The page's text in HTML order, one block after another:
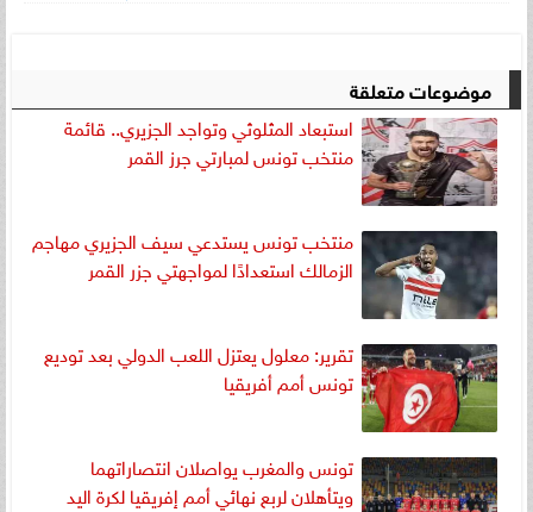
موضوعات متعلقة
استبعاد المثلوثي وتواجد الجزيري.. قائمة
منتخب تونس لمبارتي جرز القمر
منتخب تونس يستدعي سيف الجزيري مهاجم
الزمالك استعدادًا لمواجهتي جزر القمر
تقرير: معلول يعتزل اللعب الدولي بعد توديع
تونس أمم أفريقيا
تونس والمغرب يواصلان انتصاراتهما
ويتأهلان لربع نهائي أمم إفريقيا لكرة اليد